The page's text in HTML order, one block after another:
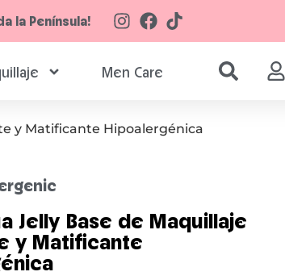
la Península!
Men Care
y Matificante Hipoalergénica
Jelly Base de Maquillaje
y Matificante